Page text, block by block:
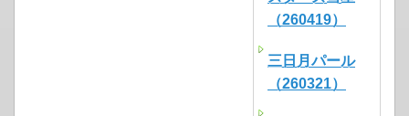
（260419）
三日月パール
（260321）